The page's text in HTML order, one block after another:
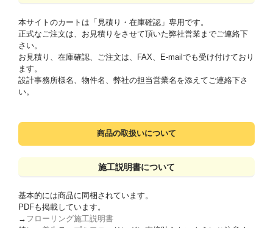
本サイトのカートは「見積り・在庫確認」専用です。
正式なご注文は、お見積りをさせて頂いた弊社営業までご連絡下
さい。
お見積り、在庫確認、ご注文は、FAX、E-mailでも受け付けており
ます。
設計事務所様名、物件名、弊社の担当営業名を添えてご連絡下さ
い。
商品の取扱いについて
施工説明書について
基本的には商品に同梱されています。
PDFも掲載しています。
→ フローリング施工説明書